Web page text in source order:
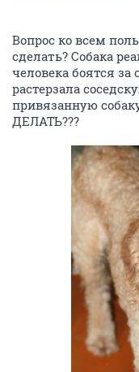
Вопрос ко всем
сделать? Собака
человека боятся за
растерзала
привязанную
ДЕЛАТЬ???